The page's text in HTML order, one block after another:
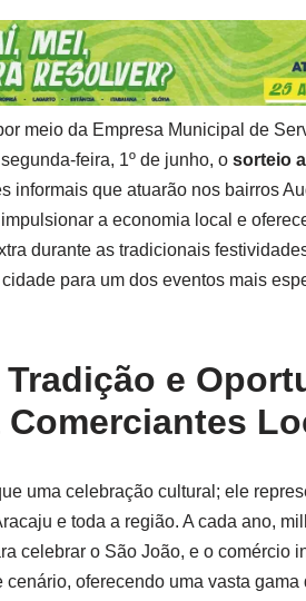
meio da Empresa Municipal de
feira, 1º de junho, o sorteio
informais que atuarão nos bairros
a economia local e
durante as tradicionais
para um dos eventos mais
e
Comerciantes
uma celebração cultural; ele
e toda a região. A cada ano,
celebrar o São João, e o comércio
oferecendo uma vasta gama